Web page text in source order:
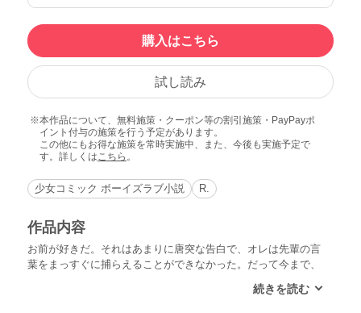
購入はこちら
試し読み
本作品について、無料施策・クーポン等の割引施策・PayPayポ
イント付与の施策を行う予定があります。
この他にもお得な施策を常時実施中、また、今後も実施予定で
す。詳しくはこちら 。
少女コミック ボーイズラブ小説 R.
作品内容
お前が好きだ。それはあまりに唐突な告白で、オレは先輩の言
葉をまっすぐに捕らえることができなかった。だって今まで、
てきたのに、突然そんなこと言われるなんて。でも、先輩が離